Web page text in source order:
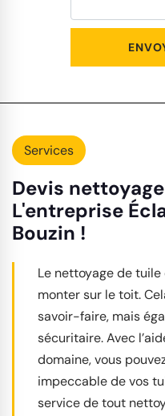
Services
Devis
L'entreprise
Bouzin !
Le nettoyage de
monter sur le toit.
savoir-faire, mais
sécuritaire. Avec
domaine, vous
impeccable de vos
service de tout